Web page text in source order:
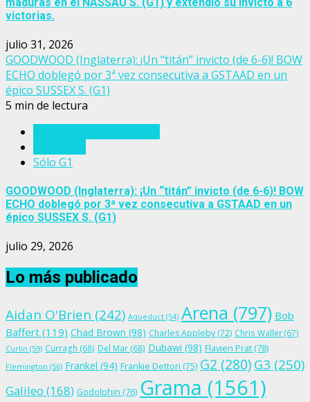
victorias.
julio 31, 2026
GOODWOOD (Inglaterra): ¡Un “titán” invicto (de 6-6)! BOW
ECHO doblegó por 3ª vez consecutiva a GSTAAD en un
épico SUSSEX S. (G1)
5 min de lectura
Sólo G1
GOODWOOD (Inglaterra): ¡Un “titán” invicto (de 6-6)! BOW
ECHO doblegó por 3ª vez consecutiva a GSTAAD en un
épico SUSSEX S. (G1)
julio 29, 2026
Lo más publicado
Aidan O'Brien (242) Aqueduct (54) Arena (797) Bob
Baffert (119) Chad Brown (98) Charles Appleby (72) Chris Waller(67)
Curlin (59) Curragh (68) Del Mar (68) Dubawi (98) Flavien Prat (78)
Flemington (56) Frankel (94) Frankie Dettori (75) G2 (280)G3 (250)
Galileo (168) Godolphin (76) Grama (1561)